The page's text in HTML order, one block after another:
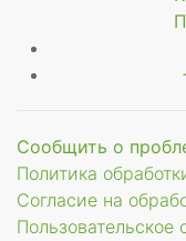
Сообщить о
Политика
Согласие на
Пользовательское